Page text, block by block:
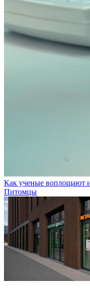
Как ученые воплощают
Питомцы